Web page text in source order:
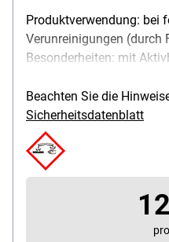
Produktverwendung: bei
Verunreinigungen (durch
Besonderheiten: mit
Beachten Sie die
Sicherheitsdatenblatt